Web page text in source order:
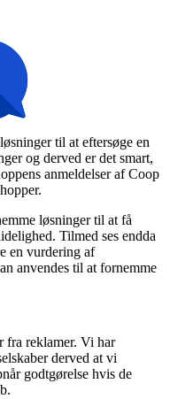
til at eftersøge en
og derved er det smart,
anmeldelser af Coop
løsninger til at få
Tilmed ses endda
en vurdering af
anvendes til at fornemme
fra reklamer. Vi har
derved at vi
godtgørelse hvis de